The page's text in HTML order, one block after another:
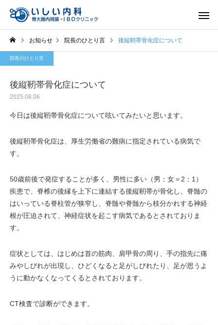
一般内科
お知らせ 院長のひとり言 後縦靭帯骨化症について
院長のひとり言
後縦靭帯骨化症について
2025.08.06
今日は後縦靭帯骨化症について呟いてみたいと思います。
後縦靭帯骨化症は、厚生労働省の難病に指定されている病気で
す。
50歳前後で発症することが多く、男性に多い（男：女＝2：1）
疾患で、脊椎の後縁を上下に連結する後縦靭帯が骨化し、脊髄の
はいっている脊柱管が狭窄し、脊髄や脊髄から枝分かれする神経
根が圧迫されて、神経症状を起こす病気であるとされておりま
す。
症状としては、はじめは首の筋肉、肩甲骨の周り、手の指先に痛
みやしびれが出現し、ひどくなると足がしびれたり、足が思うよ
うに動かなくなってくるとされております。
CT検査で診断ができます。